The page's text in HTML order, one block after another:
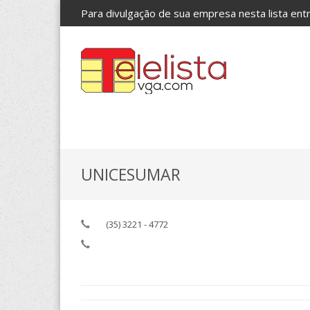
Para divulgação de sua empresa nesta lista
UNICESUMAR
(35) 3221 - 4772